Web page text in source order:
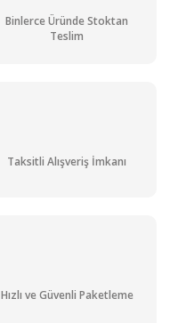
Binlerce Üründe Stoktan
Teslim
Taksitli Alışveriş İmkanı
Hızlı ve Güvenli Paketleme